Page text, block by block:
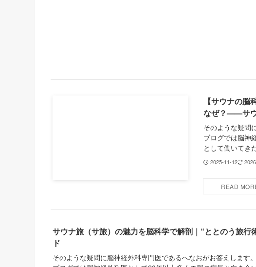
【サウナの
なぜ？——サウ
そのような疑問
ブログでは脳神
として働いてき
2025-11-12
サウナ旅（サ旅）の魅力を脳科学で解剖｜“ととのう旅行
ド
そのような疑問に脳神経外科専門医であるへなおがお答えします